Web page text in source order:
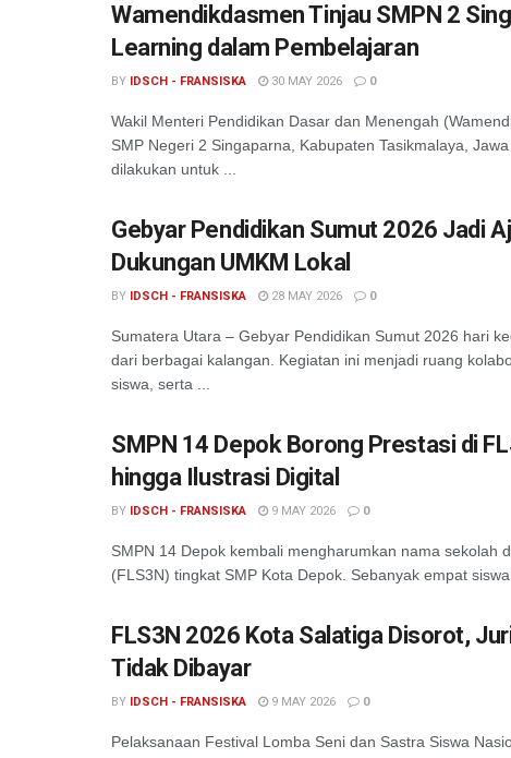
Wamendikdasmen Tinjau SMPN 2
Learning dalam Pembelajaran
BY IDSCH - FRANSISKA 30 MAY 2026 0
Wakil Menteri Pendidikan Dasar dan Menengah
SMP Negeri 2 Singaparna, Kabupaten Tasikmalaya,
dilakukan untuk ...
Gebyar Pendidikan Sumut 2026 Jadi
Dukungan UMKM Lokal
BY IDSCH - FRANSISKA 28 MAY 2026 0
Sumatera Utara – Gebyar Pendidikan Sumut 2026 hari
dari berbagai kalangan. Kegiatan ini menjadi ruang
siswa, serta ...
SMPN 14 Depok Borong Prestasi di
hingga Ilustrasi Digital
BY IDSCH - FRANSISKA 9 MAY 2026 0
SMPN 14 Depok kembali mengharumkan nama sekolah
(FLS3N) tingkat SMP Kota Depok. Sebanyak empat
FLS3N 2026 Kota Salatiga Disorot,
Tidak Dibayar
BY IDSCH - FRANSISKA 9 MAY 2026 0
Pelaksanaan Festival Lomba Seni dan Sastra Siswa